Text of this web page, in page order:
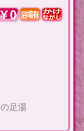
足湯